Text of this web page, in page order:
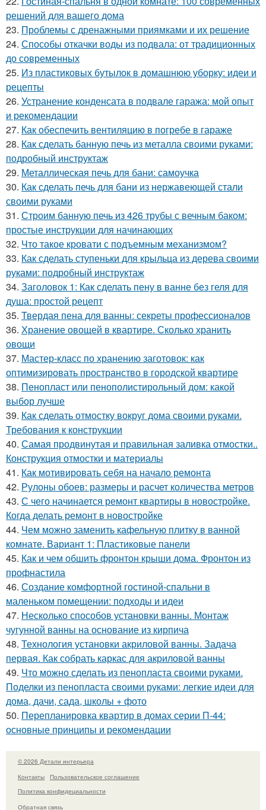
решений для вашего дома
23. Проблемы с дренажными приямками и их решение
24. Способы откачки воды из подвала: от традиционных
до современных
25. Из пластиковых бутылок в домашнюю уборку: идеи и
рецепты
26. Устранение конденсата в подвале гаража: мой опыт
и рекомендации
27. Как обеспечить вентиляцию в погребе в гараже
28. Как сделать банную печь из металла своими руками:
подробный инструктаж
29. Металлическая печь для бани: самоучка
30. Как сделать печь для бани из нержавеющей стали
своими руками
31. Строим банную печь из 426 трубы с вечным баком:
простые инструкции для начинающих
32. Что такое кровати с подъемным механизмом?
33. Как сделать ступеньки для крыльца из дерева своими
руками: подробный инструктаж
34. Заголовок 1: Как сделать пену в ванне без геля для
душа: простой рецепт
35. Твердая пена для ванны: секреты профессионалов
36. Хранение овощей в квартире. Сколько хранить
овощи
37. Мастер-класс по хранению заготовок: как
оптимизировать пространство в городской квартире
38. Пенопласт или пенополистирольный дом: какой
выбор лучше
39. Как сделать отмостку вокруг дома своими руками.
Требования к конструкции
40. Самая продвинутая и правильная заливка отмостки..
Конструкция отмостки и материалы
41. Как мотивировать себя на начало ремонта
42. Рулоны обоев: размеры и расчет количества метров
43. С чего начинается ремонт квартиры в новостройке.
Когда делать ремонт в новостройке
44. Чем можно заменить кафельную плитку в ванной
комнате. Вариант 1: Пластиковые панели
45. Как и чем обшить фронтон крыши дома. Фронтон из
профнастила
46. Создание комфортной гостиной-спальни в
маленьком помещении: подходы и идеи
47. Несколько способов установки ванны. Монтаж
чугунной ванны на основание из кирпича
48. Технология установки акриловой ванны. Задача
первая. Как собрать каркас для акриловой ванны
49. Что можно сделать из пенопласта своими руками.
Поделки из пенопласта своими руками: легкие идеи для
дома, дачи, сада, школы + фото
50. Перепланировка квартир в домах серии П-44:
основные принципы и рекомендации
© 2026 Детали интерьера
Контакты
Пользовательское соглашение
Политика конфидециальности
Обратная связь